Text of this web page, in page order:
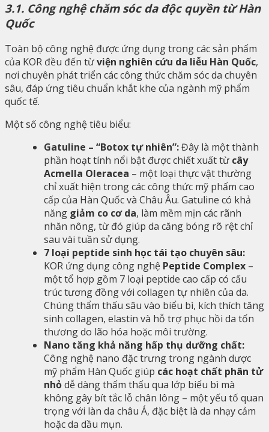
3.1. Công nghệ chăm sóc da độc quyền từ Hàn
Quốc
Toàn bộ công nghệ được ứng dụng trong các sản phẩm
của KOR đều đến từviện nghiên cứu da liễu Hàn Quốc,
nơi chuyên phát triển các công thức chăm sóc da chuyên
sâu, đáp ứng tiêu chuẩn khắt khe của ngành mỹ phẩm
quốc tế.
Một số công nghệ tiêu biểu:
Gatuline – “Botox tự nhiên”:Đây là một thành
phần hoạt tính nổi bật được chiết xuất từ cây
Acmella Oleracea – một loại thực vật thường
chỉ xuất hiện trong các công thức mỹ phẩm cao
cấp của Hàn Quốc và Châu Âu. Gatuline có khả
năng giảm co cơ da, làm mềm mịn các rãnh
nhăn nông, từ đó giúp da căng bóng rõ rệt chỉ
sau vài tuần sử dụng.
7 loại peptide sinh học tái tạo chuyên sâu:
KOR ứng dụng công nghệ Peptide Complex –
một tổ hợp gồm 7 loại peptide cao cấp có cấu
trúc tương đồng với collagen tự nhiên của da.
Chúng thẩm thấu sâu vào biểu bì, kích thích tăng
sinh collagen, elastin và hỗ trợ phục hồi da tổn
thương do lão hóa hoặc môi trường.
Nano tăng khả năng hấp thụ dưỡng chất:
Công nghệ nano đặc trưng trong ngành dược
mỹ phẩm Hàn Quốc giúp các hoạt chất phân tử
nhỏdễ dàng thẩm thấu qua lớp biểu bì mà
không gây bít tắc lỗ chân lông – một yếu tố quan
trọng với làn da châu Á, đặc biệt là da nhạy cảm
hoặc da dầu mụn.